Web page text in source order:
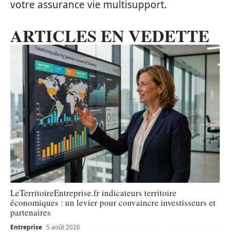
votre assurance vie multisupport.
ARTICLES EN VEDETTE
LeTerritoireEntreprise.fr indicateurs territoire
économiques : un levier pour convaincre investisseurs et
partenaires
Entreprise 5 août 2026